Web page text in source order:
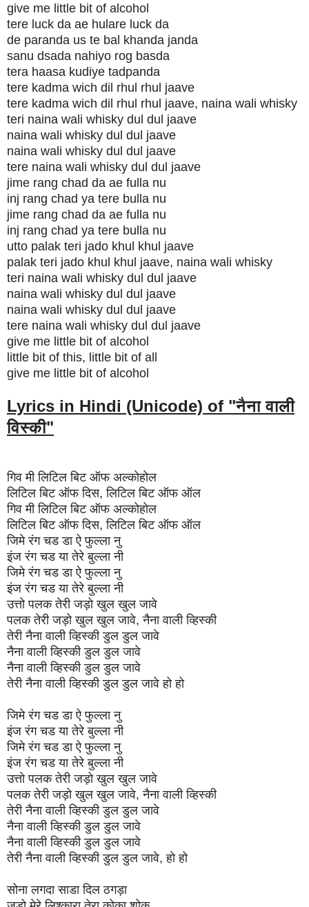
give me little bit of alcohol
tere luck da ae hulare luck da
de paranda us te bal khanda janda
sanu dsada nahiyo rog basda
tera haasa kudiye tadpanda
tere kadma wich dil rhul rhul jaave
tere kadma wich dil rhul rhul jaave, naina wali whisky
teri naina wali whisky dul dul jaave
naina wali whisky dul dul jaave
naina wali whisky dul dul jaave
tere naina wali whisky dul dul jaave
jime rang chad da ae fulla nu
inj rang chad ya tere bulla nu
jime rang chad da ae fulla nu
inj rang chad ya tere bulla nu
utto palak teri jado khul khul jaave
palak teri jado khul khul jaave, naina wali whisky
teri naina wali whisky dul dul jaave
naina wali whisky dul dul jaave
naina wali whisky dul dul jaave
tere naina wali whisky dul dul jaave
give me little bit of alcohol
little bit of this, little bit of all
give me little bit of alcohol
Lyrics in Hindi (Unicode) of "नैना वाली
विस्की"
गिव मी लिटिल बिट ऑफ अल्कोहोल
लिटिल बिट ऑफ दिस, लिटिल बिट ऑफ ऑल
गिव मी लिटिल बिट ऑफ अल्कोहोल
लिटिल बिट ऑफ दिस, लिटिल बिट ऑफ ऑल
जिमे रंग चड डा ऐ फुल्ला नु
इंज रंग चड या तेरे बुल्ला नी
जिमे रंग चड डा ऐ फुल्ला नु
इंज रंग चड या तेरे बुल्ला नी
उत्तो पलक तेरी जड़ो खुल खुल जावे
पलक तेरी जड़ो खुल खुल जावे, नैना वाली व्हिस्की
तेरी नैना वाली व्हिस्की डुल डुल जावे
नैना वाली व्हिस्की डुल डुल जावे
नैना वाली व्हिस्की डुल डुल जावे
तेरी नैना वाली व्हिस्की डुल डुल जावे हो हो
जिमे रंग चड डा ऐ फुल्ला नु
इंज रंग चड या तेरे बुल्ला नी
जिमे रंग चड डा ऐ फुल्ला नु
इंज रंग चड या तेरे बुल्ला नी
उत्तो पलक तेरी जड़ो खुल खुल जावे
पलक तेरी जड़ो खुल खुल जावे, नैना वाली व्हिस्की
तेरी नैना वाली व्हिस्की डुल डुल जावे
नैना वाली व्हिस्की डुल डुल जावे
नैना वाली व्हिस्की डुल डुल जावे
तेरी नैना वाली व्हिस्की डुल डुल जावे, हो हो
सोना लगदा साडा दिल ठगड़ा